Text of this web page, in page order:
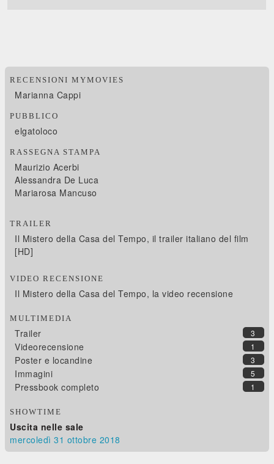
RECENSIONI MYMOVIES
Marianna Cappi
PUBBLICO
elgatoloco
RASSEGNA STAMPA
Maurizio Acerbi
Alessandra De Luca
Mariarosa Mancuso
TRAILER
Il Mistero della Casa del Tempo, il trailer italiano del film
[HD]
VIDEO RECENSIONE
Il Mistero della Casa del Tempo, la video recensione
MULTIMEDIA
3
Trailer
1
Videorecensione
3
Poster e locandine
5
Immagini
1
Pressbook completo
SHOWTIME
Uscita nelle sale
mercoledì 31 ottobre 2018